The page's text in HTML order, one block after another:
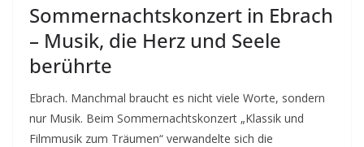
Sommernachtskonzert in Ebrach
– Musik, die Herz und Seele
berührte
Ebrach. Manchmal braucht es nicht viele Worte, sondern
nur Musik. Beim Sommernachtskonzert „Klassik und
Filmmusik zum Träumen“ verwandelte sich die